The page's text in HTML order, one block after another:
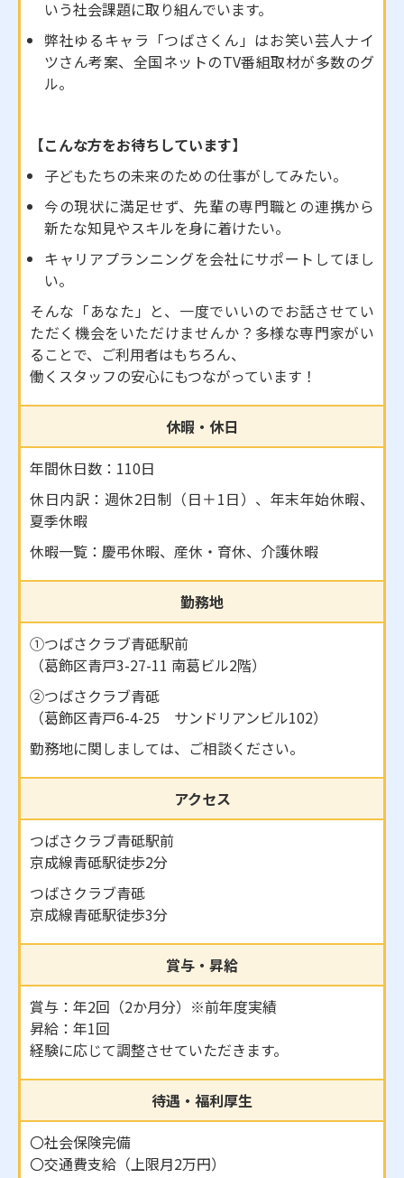
いう社会課題に取り組んでいます。
弊社ゆるキャラ「つばさくん」はお笑い芸人ナイ
ツさん考案、全国ネットのTV番組取材が多数のグ
ル。
【こんな方をお待ちしています】
子どもたちの未来のための仕事がしてみたい。
今の現状に満足せず、先輩の専門職との連携から
新たな知見やスキルを身に着けたい。
キャリアプランニングを会社にサポートしてほし
い。
そんな「あなた」と、一度でいいのでお話させてい
ただく機会をいただけませんか？多様な専門家がい
ることで、ご利用者はもちろん、
働くスタッフの安心にもつながっています！
休暇・休日
年間休日数：110日
休日内訳：週休2日制（日＋1日）、年末年始休暇、
夏季休暇
休暇一覧：慶弔休暇、産休・育休、介護休暇
勤務地
①つばさクラブ青砥駅前
（葛飾区青戸3-27-11 南葛ビル2階）
②つばさクラブ青砥
（葛飾区青戸6-4-25 サンドリアンビル102）
勤務地に関しましては、ご相談ください。
アクセス
つばさクラブ青砥駅前
京成線青砥駅徒歩2分
つばさクラブ青砥
京成線青砥駅徒歩3分
賞与・昇給
賞与：年2回（2か月分）※前年度実績
昇給：年1回
経験に応じて調整させていただきます。
待遇・福利厚生
〇社会保険完備
〇交通費支給（上限月2万円）